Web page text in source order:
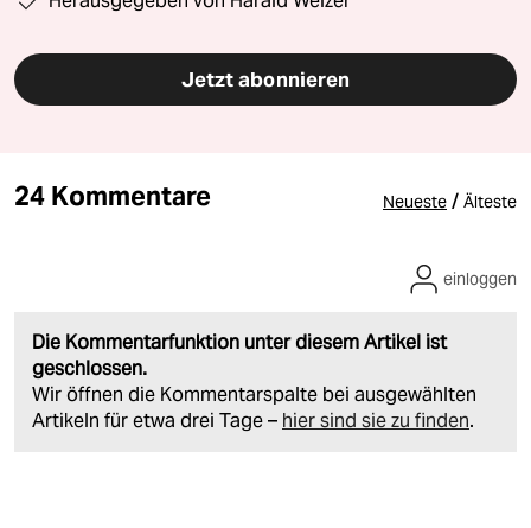
Jetzt abonnieren
24 Kommentare Neueste / Älteste
Die Kommentarfunktion unter diesem Artikel ist
geschlossen.
Wir öffnen die Kommentarspalte bei ausgewählten
Artikeln für etwa drei Tage – hier sind sie zu finden.
einloggen